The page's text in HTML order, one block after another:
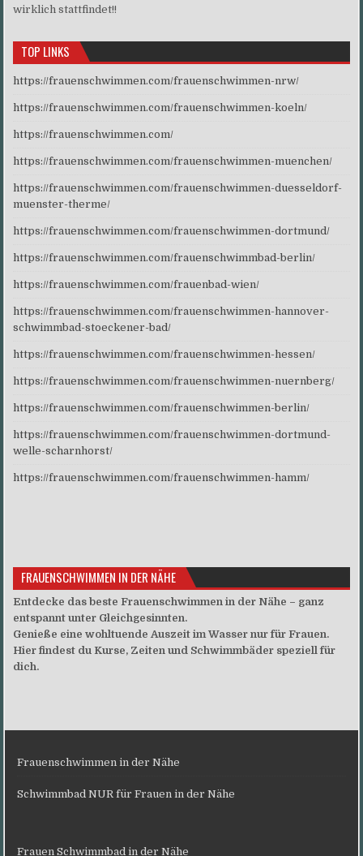
wirklich stattfindet!!
TOP LINKS
https://frauenschwimmen.com/frauenschwimmen-nrw/
https://frauenschwimmen.com/frauenschwimmen-koeln/
https://frauenschwimmen.com/
https://frauenschwimmen.com/frauenschwimmen-muenchen/
https://frauenschwimmen.com/frauenschwimmen-duesseldorf-
muenster-therme/
https://frauenschwimmen.com/frauenschwimmen-dortmund/
https://frauenschwimmen.com/frauenschwimmbad-berlin/
https://frauenschwimmen.com/frauenbad-wien/
https://frauenschwimmen.com/frauenschwimmen-hannover-
schwimmbad-stoeckener-bad/
https://frauenschwimmen.com/frauenschwimmen-hessen/
https://frauenschwimmen.com/frauenschwimmen-nuernberg/
https://frauenschwimmen.com/frauenschwimmen-berlin/
https://frauenschwimmen.com/frauenschwimmen-dortmund-
welle-scharnhorst/
https://frauenschwimmen.com/frauenschwimmen-hamm/
FRAUENSCHWIMMEN IN DER NÄHE
Entdecke das beste Frauenschwimmen in der Nähe – ganz
entspannt unter Gleichgesinnten.
Genieße eine wohltuende Auszeit im Wasser nur für Frauen.
Hier findest du Kurse, Zeiten und Schwimmbäder speziell für
dich.
Frauenschwimmen in der Nähe
Schwimmbad NUR für Frauen in der Nähe
Frauen Schwimmbad in der Nähe